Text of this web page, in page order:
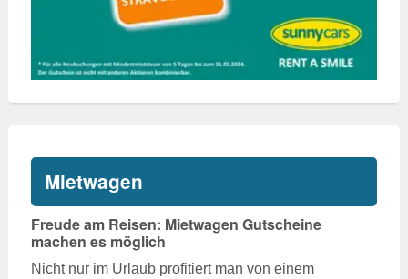
Mietwagen
Freude am Reisen: Mietwagen Gutscheine
machen es möglich
Nicht nur im Urlaub profitiert man von einem